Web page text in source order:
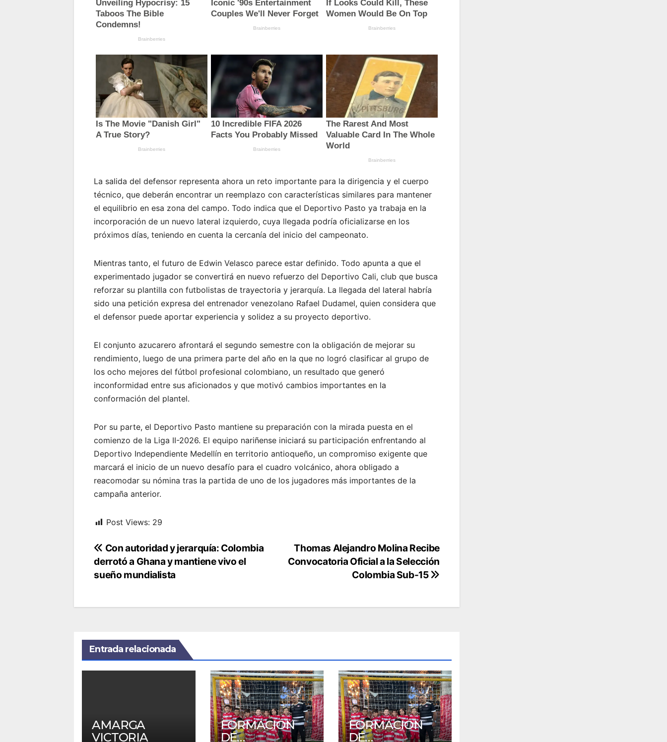
La salida del defensor representa ahora un reto importante para la dirigencia y el cuerpo
técnico, que deberán encontrar un reemplazo con características similares para mantener
el equilibrio en esa zona del campo. Todo indica que el Deportivo Pasto ya trabaja en la
incorporación de un nuevo lateral izquierdo, cuya llegada podría oficializarse en los
próximos días, teniendo en cuenta la cercanía del inicio del campeonato.
Mientras tanto, el futuro de Edwin Velasco parece estar definido. Todo apunta a que el
experimentado jugador se convertirá en nuevo refuerzo del Deportivo Cali, club que busca
reforzar su plantilla con futbolistas de trayectoria y jerarquía. La llegada del lateral habría
sido una petición expresa del entrenador venezolano Rafael Dudamel, quien considera que
el defensor puede aportar experiencia y solidez a su proyecto deportivo.
El conjunto azucarero afrontará el segundo semestre con la obligación de mejorar su
rendimiento, luego de una primera parte del año en la que no logró clasificar al grupo de
los ocho mejores del fútbol profesional colombiano, un resultado que generó
inconformidad entre sus aficionados y que motivó cambios importantes en la
conformación del plantel.
Por su parte, el Deportivo Pasto mantiene su preparación con la mirada puesta en el
comienzo de la Liga II-2026. El equipo nariñense iniciará su participación enfrentando al
Deportivo Independiente Medellín en territorio antioqueño, un compromiso exigente que
marcará el inicio de un nuevo desafío para el cuadro volcánico, ahora obligado a
reacomodar su nómina tras la partida de uno de los jugadores más importantes de la
campaña anterior.
Post Views: 29
Navegación
de
Thomas Alejandro Molina Recibe
Convocatoria Oficial a la Selección
Colombia Sub-15
Con autoridad y jerarquía: Colombia
derrotó a Ghana y mantiene vivo el
sueño mundialista
Entrada relacionada
AMARGA
VICTORIA
FORMACIÓN
DE
FORMACIÓN
DE